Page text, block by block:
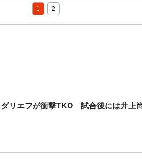
1 2
リエフが衝撃TKO 試合後には井上